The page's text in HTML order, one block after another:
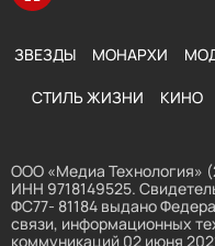
ЗВЕЗДЫ МОНАРХИ
СТИЛЬ ЖИЗНИ КИНО
ООО «Медиа Технология»
ИНН 9718149525.
ФС77- 81184 выдано
связи, информационных
коммуникаций 02 июня